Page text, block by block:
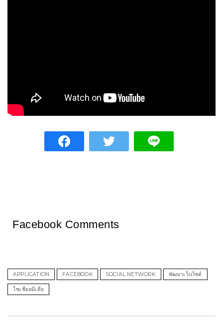
Facebook Comments
APPLICATION FACEBOOK SOCIAL NETWORK พัฒนาเว็บไซต์
โซเชียลมีเดีย